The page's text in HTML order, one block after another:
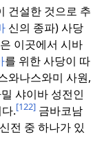
건설한 것으로 추
신의 종파) 사당
은 이곳에서 시바
를 위한 사당이 따
와나스와미 사원,
샤이바 성전인
.[122] 금바코남
전 중 하나가 있